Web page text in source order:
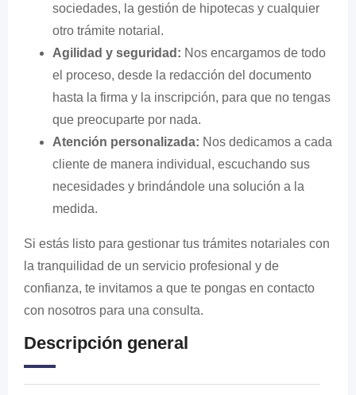
sociedades, la gestión de hipotecas y cualquier
otro trámite notarial.
Agilidad y seguridad: Nos encargamos de todo
el proceso, desde la redacción del documento
hasta la firma y la inscripción, para que no tengas
que preocuparte por nada.
Atención personalizada: Nos dedicamos a cada
cliente de manera individual, escuchando sus
necesidades y brindándole una solución a la
medida.
Si estás listo para gestionar tus trámites notariales con
la tranquilidad de un servicio profesional y de
confianza, te invitamos a que te pongas en contacto
con nosotros para una consulta.
Descripción general